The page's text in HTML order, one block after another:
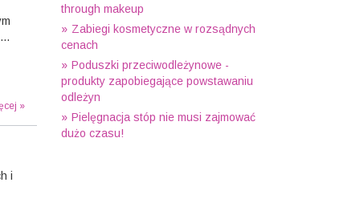
»
i
through makeup
Zabiegi kosmetyczne w rozsądnych
cenach
Poduszki przeciwodleżynowe -
produkty zapobiegające powstawaniu
odleżyn
Pielęgnacja stóp nie musi zajmować
dużo czasu!